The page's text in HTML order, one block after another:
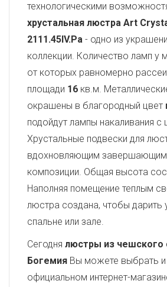
технологическими
хрустальная люстра Art
2111.45IV.Pa - одно из
коллекции. Количество ламп у
от которых равномерно
площади 16 кв.м.
окрашены в благородный цвет
подойдут лампы накаливания с
Хрустальные подвески для
вдохновляющим завершающим
композиции. Общая высота
Наполняя помещение теплым
люстра создана, чтобы дарить
спальне или зале.
Сегодня люстры из чешского
Богемия Вы можете выбрать и
официальном интернет-